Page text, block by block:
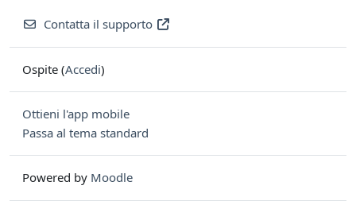
Contatta il supporto
Ospite (Accedi)
Ottieni l'app mobile
Passa al tema standard
Powered by Moodle